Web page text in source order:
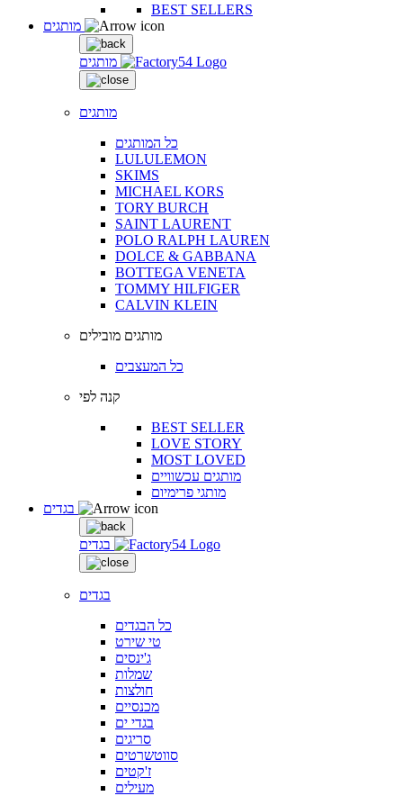
BEST SELLERS
מותגים
מותגים
כל המותגים
LULULEMON
SKIMS
MICHAEL KORS
TORY BURCH
SAINT LAURENT
POLO RALPH LAUREN
DOLCE & GABBANA
BOTTEGA VENETA
TOMMY HILFIGER
CALVIN KLEIN
מותגים מובילים
כל המעצבים
קנה לפי
BEST SELLER
LOVE STORY
MOST LOVED
מותגים עכשוויים
מותגי פרימיום
בגדים
בגדים
כל הבגדים
טי שירט
ג'ינסים
שמלות
חולצות
מכנסיים
בגדי ים
סריגים
סווטשרטים
ז'קטים
מעילים